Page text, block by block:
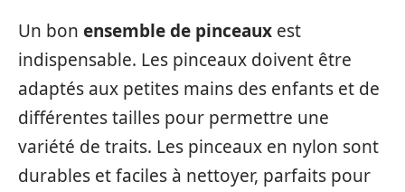
Un bon ensemble de pinceaux est
indispensable. Les pinceaux doivent être
adaptés aux petites mains des enfants et de
différentes tailles pour permettre une
variété de traits. Les pinceaux en nylon sont
durables et faciles à nettoyer, parfaits pour